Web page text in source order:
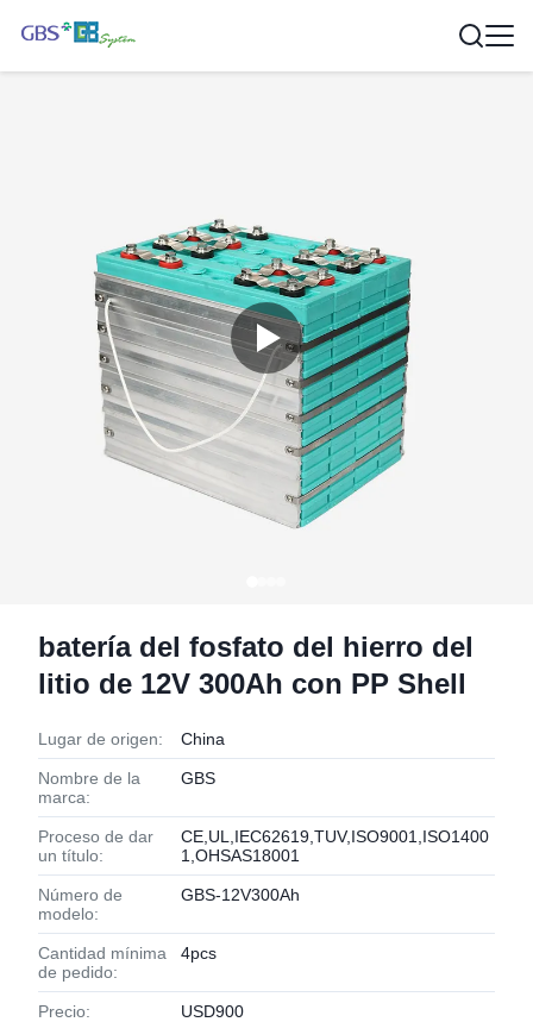
batería del fosfato del hierro del
litio de 12V 300Ah con PP Shell
Lugar de origen: China
Nombre de la
marca:
GBS
Proceso de dar
un título:
CE,UL,IEC62619,TUV,ISO9001,ISO1400
1,OHSAS18001
Número de
modelo:
GBS-12V300Ah
Cantidad mínima
de pedido:
4pcs
Precio: USD900